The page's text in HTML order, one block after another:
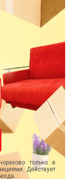
только в
Действует